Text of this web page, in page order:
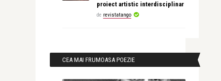
proiect artistic interdisciplinar
de revistatango
CEA MAI FRUMOASA POEZIE